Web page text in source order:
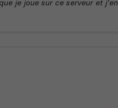
je joue sur ce serveur et j'en